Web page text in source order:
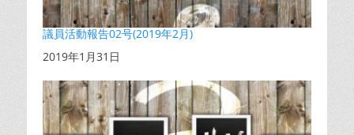
議員活動報告02号(2019年2月)
日付
2019年1月31日